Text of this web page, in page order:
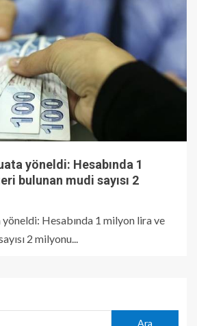
yöneldi: Hesabında 1
bulunan mudi sayısı 2
Hesabında 1 milyon lira ve
2 milyonu...
Ara